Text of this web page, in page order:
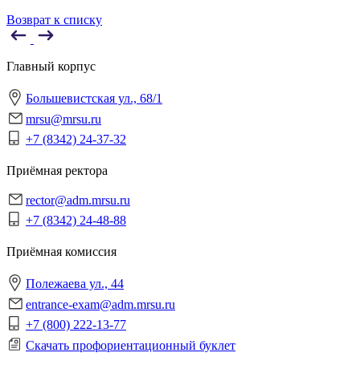
Возврат к списку
Главный корпус
Большевистская ул., 68/1
mrsu@mrsu.ru
+7 (8342) 24-37-32
Приёмная ректора
rector@adm.mrsu.ru
+7 (8342) 24-48-88
Приёмная комиссия
Полежаева ул., 44
entrance-exam@adm.mrsu.ru
+7 (800) 222-13-77
Скачать профориентационный буклет